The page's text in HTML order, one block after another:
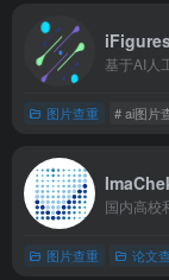
图片查重 # ai图片
国内高校
图片查重 论文